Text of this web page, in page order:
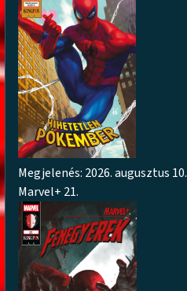
Megjelenés: 2026. augusztus 10.
Marvel+ 21.